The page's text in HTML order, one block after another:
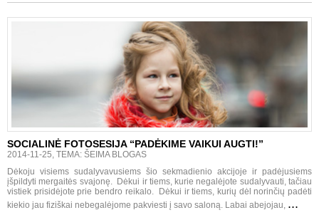
SOCIALINĖ FOTOSESIJA “PADĖKIME VAIKUI AUGTI!”
2014-11-25, TEMA: ŠEIMA BLOGAS
Dėkoju visiems sudalyvavusiems šio sekmadienio akcijoje ir padėjusiems
įšpildyti mergaitės svajonę. Dėkui ir tiems, kurie negalėjote sudalyvauti, tačiau
vistiek prisidėjote prie bendro reikalo. Dėkui ir tiems, kurių dėl norinčių padėti
kiekio jau fiziškai nebegalėjome pakviesti į savo saloną. Labai abejojau, ...